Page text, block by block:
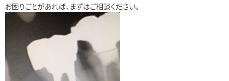
お困りごとがあれば、まずはご相談ください。